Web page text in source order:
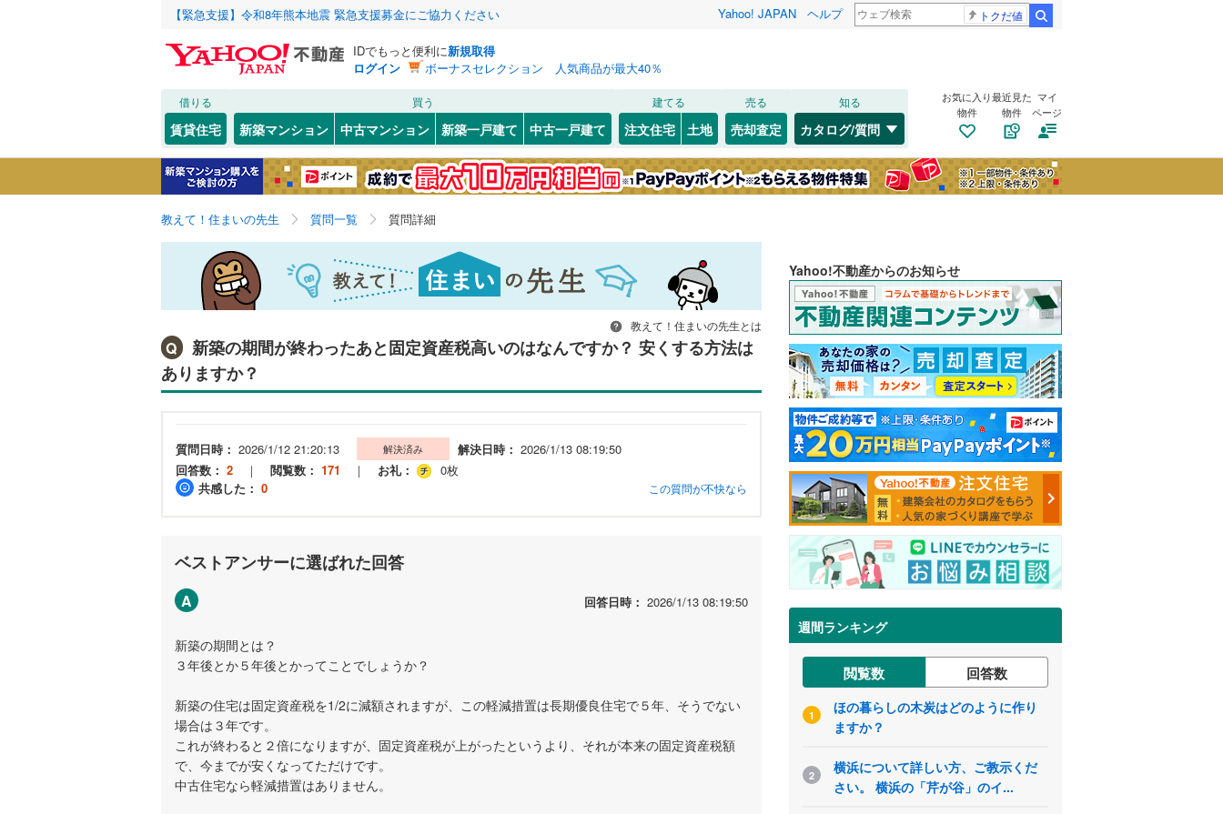
【緊急支援】令和8年熊本地震 緊急支援募金にご協力ください Yahoo! JAPAN ヘルプ トクだ値
IDでもっと便利に新規取得
ログイン
ボーナスセレクション 人気商品が最大40％
借りる
賃貸住宅
買う
新築マンション 中古マンション 新築一戸建て 中古一戸建て
建てる
注文住宅 土地
売る
売却査定
知る
カタログ/質問
お気に入り
物件
最近見た
物件
マイ
ページ
教えて！住まいの先生 質問一覧 質問詳細
教えて！住まいの先生とは
Q
新築の期間が終わったあと固定資産税高いのはなんですか？ 安くする方法は
ありますか？
質問日時： 2026/1/12 21:20:13 解決済み 解決日時： 2026/1/13 08:19:50
回答数： 2 ｜ 閲覧数： 171 ｜ お礼：
0枚
共感した： 0 この質問が不快なら
ベストアンサーに選ばれた回答
A 回答日時： 2026/1/13 08:19:50
新築の期間とは？
３年後とか５年後とかってことでしょうか？
新築の住宅は固定資産税を1/2に減額されますが、この軽減措置は長期優良住宅で５年、そうでない
場合は３年です。
これが終わると２倍になりますが、固定資産税が上がったというより、それが本来の固定資産税額
で、今までが安くなってただけです。
中古住宅なら軽減措置はありません。
Yahoo!不動産からのお知らせ
週間ランキング
閲覧数 回答数
1
ほの暮らしの木炭はどのように作り
ますか？
2
横浜について詳しい方、ご教示くだ
さい。 横浜の「芹が谷」のイ...